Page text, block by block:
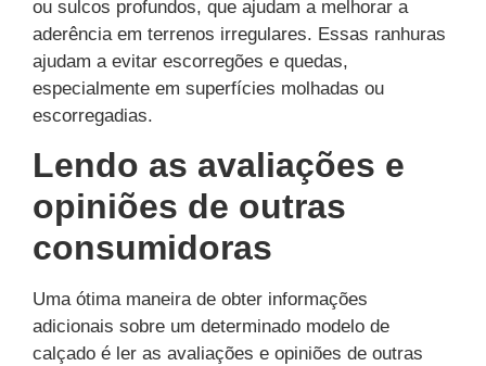
ou sulcos profundos, que ajudam a melhorar a
aderência em terrenos irregulares. Essas ranhuras
ajudam a evitar escorregões e quedas,
especialmente em superfícies molhadas ou
escorregadias.
Lendo as avaliações e
opiniões de outras
consumidoras
Uma ótima maneira de obter informações
adicionais sobre um determinado modelo de
calçado é ler as avaliações e opiniões de outras